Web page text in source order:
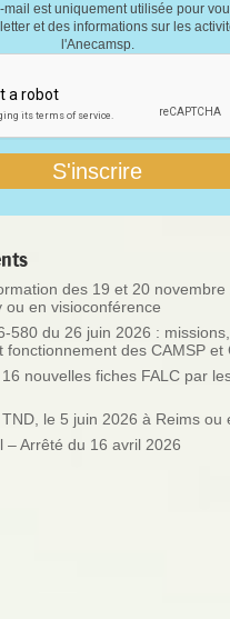
mail est uniquement utilisée pour
et des informations sur les
l'Anecamsp.
des 19 et 20 novembre
ou en visioconférence
580 du 26 juin 2026 : missions,
fonctionnement des CAMSP et
nouvelles fiches FALC par
le 5 juin 2026 à Reims ou
– Arrêté du 16 avril 2026